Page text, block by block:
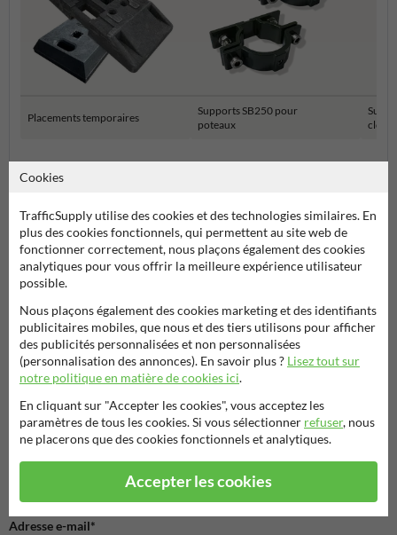
Placements temporaires
Supports SB250 pour
poteaux
Poser votre question à Signalisationtouristique.be
Nom*
Adresse e-mail*
Cookies
TrafficSupply utilise des cookies et des technologies similaires. En
plus des cookies fonctionnels, qui permettent au site web de
fonctionner correctement, nous plaçons également des cookies
analytiques pour vous offrir la meilleure expérience utilisateur
possible.
Nous plaçons également des cookies marketing et des identifiants
publicitaires mobiles, que nous et des tiers utilisons pour afficher
des publicités personnalisées et non personnalisées
(personnalisation des annonces). En savoir plus ? Lisez tout sur
notre politique en matière de cookies ici.
En cliquant sur "Accepter les cookies", vous acceptez les
paramètres de tous les cookies. Si vous sélectionner refuser, nous
ne placerons que des cookies fonctionnels et analytiques.
Accepter les cookies